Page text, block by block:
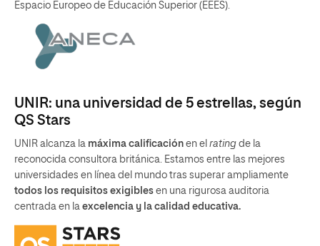
Espacio Europeo de Educación Superior (EEES).
UNIR: una universidad de 5 estrellas, según
QS Stars
UNIR alcanza la máxima calificación en el rating de la
reconocida consultora británica. Estamos entre las mejores
universidades en línea del mundo tras superar ampliamente
todos los requisitos exigibles en una rigurosa auditoria
centrada en la excelencia y la calidad educativa.